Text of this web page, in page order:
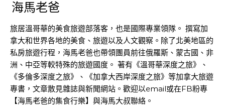
海馬老爸
旅居溫哥華的美食旅遊部落客，也是國際專業領隊。 撰寫加
拿大和世界各地的美食、旅遊以及人文觀察。除了北美地區的
私房旅遊行程，海馬老爸也帶領團員前往俄羅斯、蒙古國、非
洲、中亞等較特殊的旅遊國度。 著有《溫哥華深度之旅》、
《多倫多深度之旅》、《加拿大西岸深度之旅》等加拿大旅遊
專書，文章散見雜誌與新聞網站。歡迎以email或在FB粉專
【海馬老爸的集食行樂】與海馬大叔聯絡。